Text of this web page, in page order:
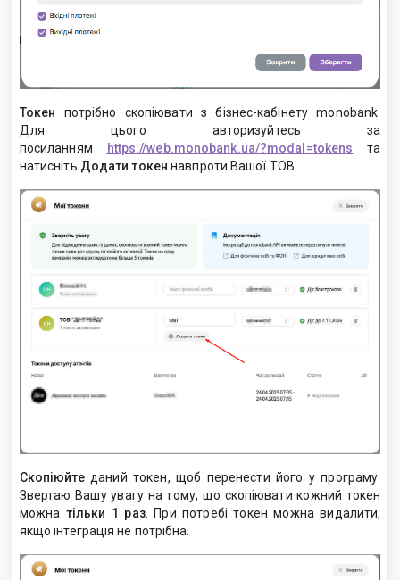
Токен потрібно скопіювати з бізнес-кабінету monobank.
Для цього авторизуйтесь за
посиланням
https://web.monobank.ua/?modal=tokens та
натисніть Додати токен навпроти Вашої ТОВ.
Скопіюйте даний токен, щоб перенести його у програму.
Звертаю Вашу увагу на тому, що скопіювати кожний токен
можна тільки 1 раз. При потребі токен можна видалити,
якщо інтеграція не потрібна.